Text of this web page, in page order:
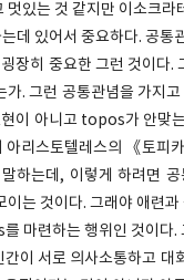
있는 것 같지만 이소크
데 있어서 중요하다. 공통
장히 중요한 그런 것이
. 그런 공통관념을 가지
이 아니고 topos가 안맞
리스토텔레스의 《토피
하는데, 이렇게 하려면
는 것이다. 그래야 애련
마련하는 행위인 것이다
이 서로 의사소통하고 대